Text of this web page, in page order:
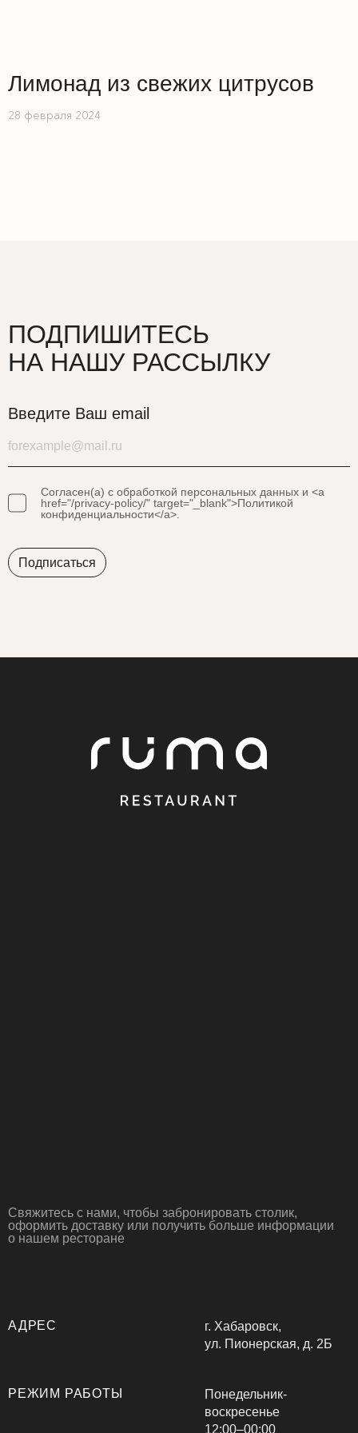
Лимонад из свежих цитрусов
28 февраля 2024
ПОДПИШИТЕСЬ
НА НАШУ РАССЫЛКУ
Введите Ваш email
Согласен(а) с обработкой персональных данных и <a
href="/privacy-policy/" target="_blank">Политикой
конфиденциальности</a>.
АДРЕС
г. Хабаровск,
ул. Пионерская, д. 2Б
РЕЖИМ РАБОТЫ
Понедельник-
воскресенье
12:00–00:00
Свяжитесь с нами, чтобы забронировать столик,
оформить доставку или получить больше информации
о нашем ресторане